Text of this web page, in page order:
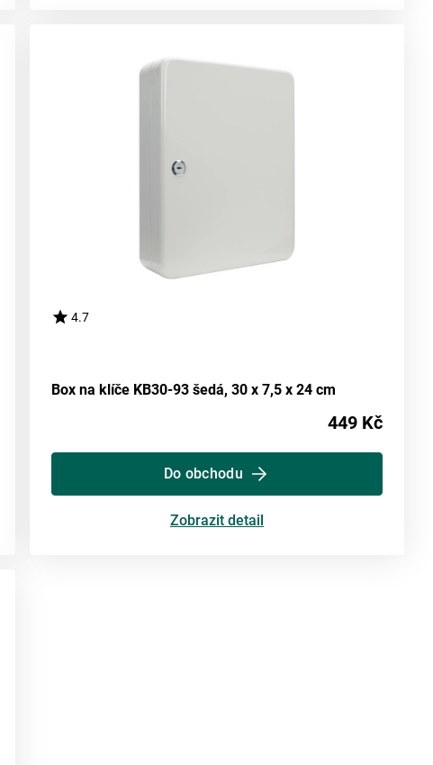
4.7
Box na klíče KB30-93 šedá, 30 x 7,5 x 24 cm
449 Kč
Do obchodu
Zobrazit detail